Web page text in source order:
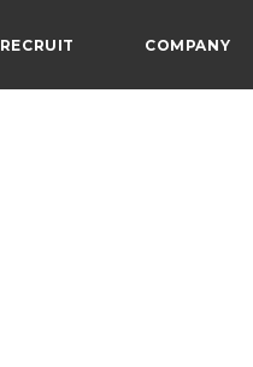
RECRUIT COMPANY